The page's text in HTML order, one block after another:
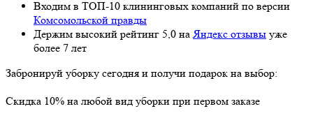
Входим в ТОП-10 клининговых компаний по версии
Комсомольской правды
Держим высокий рейтинг 5,0 наЯндекс отзывы уже
более 7 лет
Забронируй уборку сегодня и получи подарок на выбор:
Cкидка 10% на любой вид уборки при первом заказе